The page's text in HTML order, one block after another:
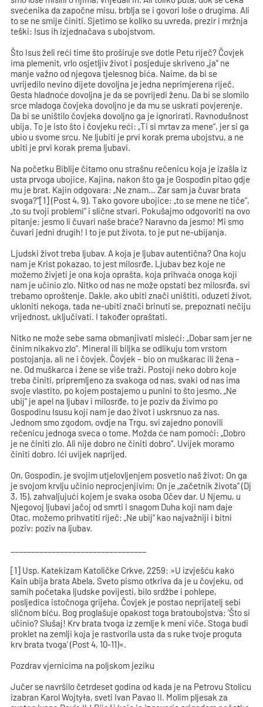
svećenika da započne misu, brblja se i govori loše o drugima. Ali
to se ne smije činiti. Sjetimo se koliko su uvreda, prezir i mržnja
teški: Isus ih izjednačava s ubojstvom.
Što Isus želi reći time što proširuje sve dotle Petu riječ? Čovjek
ima plemenit, vrlo osjetljiv život i posjeduje skriveno „ja“ ne
manje važno od njegova tjelesnog bića. Naime, da bi se
uvrijedilo nevino dijete dovoljna je jedna neprimjerena riječ.
Gesta hladnoće dovoljna je da se povrijedi ženu. Da bi se slomilo
srce mladoga čovjeka dovoljno je da mu se uskrati povjerenje.
Da bi se uništilo čovjeka dovoljno ga je ignorirati. Ravnodušnost
ubija. To je isto što i čovjeku reći: „Ti si mrtav za mene“, jer si ga
ubio u svome srcu. Ne ljubiti je prvi korak prema ubojstvu, a ne
ubiti je prvi korak prema ljubavi.
Na početku Biblije čitamo onu strašnu rečenicu koja je izašla iz
usta prvoga ubojice, Kajina, nakon što ga je Gospodin pitao gdje
mu je brat. Kajin odgovara: „Ne znam… Zar sam ja čuvar brata
svoga?“[1] (Post 4, 9). Tako govore ubojice: „to se mene ne tiče“,
„to su tvoji problemi“ i slične stvari. Pokušajmo odgovoriti na ovo
pitanje: jesmo li čuvari naše braće? Naravno da jesmo! Mi smo
čuvari jedni drugih! I to je put života, to je put ne-ubijanja.
Ljudski život treba ljubav. A koja je ljubav autentična? Ona koju
nam je Krist pokazao, to jest milosrđe. Ljubav bez koje ne
možemo živjeti je ona koja oprašta, koja prihvaća onoga koji
nam je učinio zlo. Nitko od nas ne može opstati bez milosrđa, svi
trebamo oproštenje. Dakle, ako ubiti znači uništiti, oduzeti život,
ukloniti nekoga, tada ne-ubiti znači brinuti se, prepoznati nečiju
vrijednost, uključivati. I također opraštati.
Nitko ne može sebe sama obmanjivati misleći: „Dobar sam jer ne
činim nikakvo zlo“. Mineral ili biljka se odlikuju tom vrstom
postojanja, ali ne i čovjek. Čovjek – bio on muškarac ili žena –
ne. Od muškarca i žene se više traži. Postoji neko dobro koje
treba činiti, pripremljeno za svakoga od nas, svaki od nas ima
svoje vlastito, po kojem postajemo u punini to što jesmo. „Ne
ubij“ je apel na ljubav i milosrđe, to je poziv da živimo po
Gospodinu Isusu koji nam je dao život i uskrsnuo za nas.
Jednom smo zgodom, ovdje na Trgu, svi zajedno ponovili
rečenicu jednoga sveca o tome. Možda će nam pomoći: „Dobro
je ne činiti zlo. Ali nije dobro ne činiti dobro“. Uvijek moramo
činiti dobro. Ići uvijek naprijed.
On, Gospodin, je svojim utjelovljenjem posvetio naš život; On ga
je svojom krvlju učinio neprocjenjivim; On je „začetnik života“ (Dj
3, 15), zahvaljujući kojem je svaka osoba Očev dar. U Njemu, u
Njegovoj ljubavi jačoj od smrti i snagom Duha koji nam daje
Otac, možemo prihvatiti riječ: „Ne ubij“ kao najvažniji i bitni
poziv: poziv na ljubav.
[1] Usp. Katekizam Katoličke Crkve, 2259: »U izvješću kako
Kain ubija brata Abela, Sveto pismo otkriva da je u čovjeku, od
samih početaka ljudske povijesti, bilo srdžbe i pohlepe,
posljedica istočnoga grijeha. Čovjek je postao neprijatelj sebi
sličnom biću. Bog proglašuje opakost toga bratoubojstva: ‘Što si
učinio? Slušaj! Krv brata tvoga iz zemlje k meni viče. Stoga budi
proklet na zemlji koja je rastvorila usta da s ruke tvoje proguta
krv brata tvoga’ (Post 4, 10-11)«.
Pozdrav vjernicima na poljskom jeziku
Jučer se navršilo četrdeset godina od kada je na Petrovu Stolicu
izabran Karol Wojtyła, sveti Ivan Pavao II. Molim pljesak za